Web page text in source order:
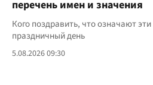
перечень имен и значения
Кого поздравить, что означают
праздничный день
5.08.2026 09:30